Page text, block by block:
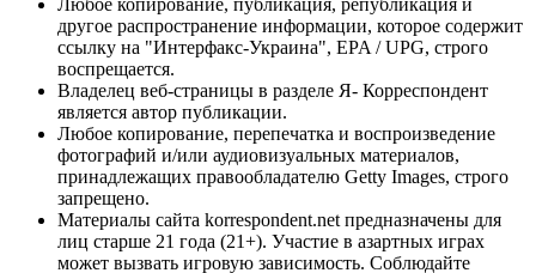
другое распространение информации, которое содержит
ссылку на "Интерфакс-Украина", EPA / UPG, строго
воспрещается.
Владелец веб-страницы в разделе Я- Корреспондент
является автор публикации.
Любое копирование, перепечатка и воспроизведение
фотографий и/или аудиовизуальных материалов,
принадлежащих правообладателю Getty Images, строго
запрещено.
Материалы сайта korrespondent.net предназначены для
лиц старше 21 года (21+). Участие в азартных играх
может вызвать игровую зависимость. Соблюдайте